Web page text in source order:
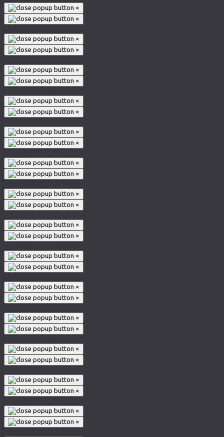
×
×
×
×
×
×
×
×
×
×
×
×
×
×
×
×
×
×
×
×
×
×
×
×
×
×
×
×